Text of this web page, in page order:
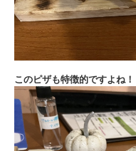
このピザも特徴的ですよね！